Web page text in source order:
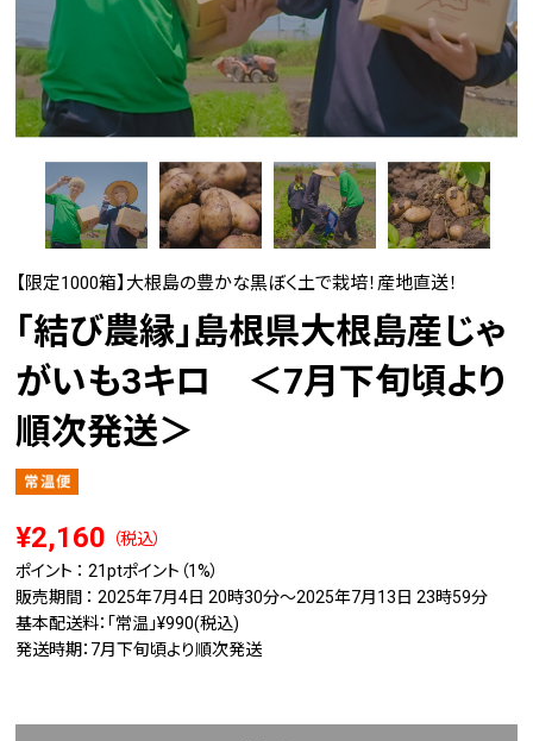
【限定1000箱】大根島の豊かな黒ぼく土で栽培！産地直送！
「結び農縁」島根県大根島産じゃ
がいも3キロ ＜7月下旬頃より
順次発送＞
¥2,160
（税込）
ポイント ： 21ptポイント（1%）
販売期間 ： 2025年7月4日 20時30分～2025年7月13日 23時59分
基本配送料：「常温」¥990(税込)
発送時期：7月下旬頃より順次発送